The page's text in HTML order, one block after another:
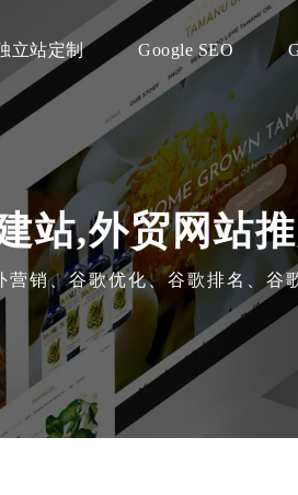
立站定制 Google SEO
站,外贸网站
销、谷歌优化、谷歌排名、